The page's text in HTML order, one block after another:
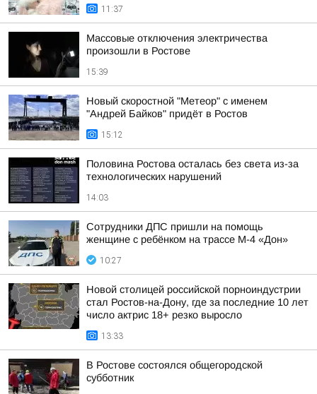
11:37
Массовые отключения электричества
произошли в Ростове
15:39
Новый скоростной "Метеор" с именем
"Андрей Байков" придёт в Ростов
15:12
Половина Ростова осталась без света из-за
технологических нарушений
14:03
Сотрудники ДПС пришли на помощь
женщине с ребёнком на трассе М-4 «Дон»
10:27
Новой столицей российской порноиндустрии
стал Ростов-на-Дону, где за последние 10 лет
число актрис 18+ резко выросло
13:33
В Ростове состоялся общегородской
субботник